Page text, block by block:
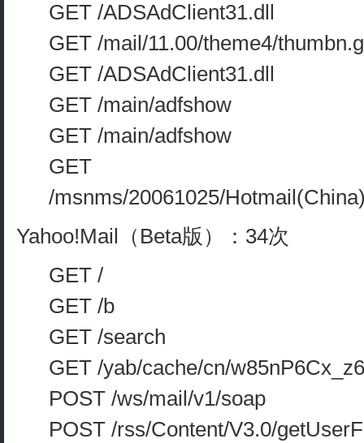
GET /ADSAdClient31.dll
GET /mail/11.00/theme4/
GET /ADSAdClient31.dll
GET /main/adfshow
GET /main/adfshow
GET
/msnms/20061025/
Yahoo!Mail（Beta版）：34次
GET /
GET /b
GET /search
GET /yab/cache/cn/
POST /ws/mail/v1/soap
POST /rss/Content/V3.0/